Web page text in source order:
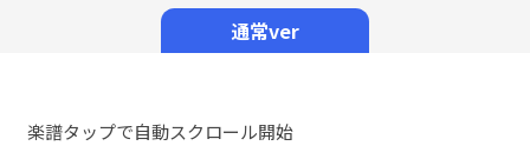
通常ver
楽譜タップで自動スクロール開始